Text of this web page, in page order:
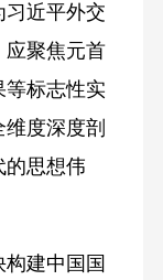
习近平外交
应聚焦元首
等标志性实
度深度剖
的思想伟
建中国国